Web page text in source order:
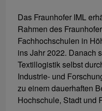
Das Fraunhofer IML
Rahmen des
Fachhochschulen in
ins Jahr 2022. Danach
Textillogistik selbst
Industrie- und
zu einem dauerhaften
Hochschule, Stadt und